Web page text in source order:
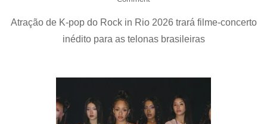
Kids:
The
em
fevereiro;
Atração de K-pop do Rock in Rio 2026 trará filme-concerto
inédito para as telonas brasileiras